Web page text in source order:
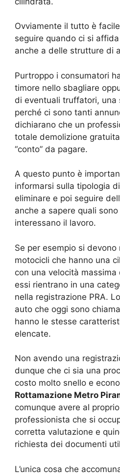
Ovviamente il tutto è
seguire quando ci si
anche a delle strutture di
Purtroppo i consumatori
timore nello sbagliare
di eventuali truffatori, una
perché ci sono tanti
dichiarano che un
totale demolizione
“conto” da pagare.
A questo punto è
informarsi sulla tipologia
eliminare e poi seguire
anche a sapere quali
interessano il lavoro.
Se per esempio si
motocicli che hanno una
con una velocità
essi rientrano in una
nella registrazione PRA.
auto che oggi sono
hanno le stesse
elencate.
Non avendo una
dunque che ci sia una
costo molto snello e
Rottamazione Metro
comunque avere al
professionista che si
corretta valutazione e
richiesta dei documenti
L’unica cosa che